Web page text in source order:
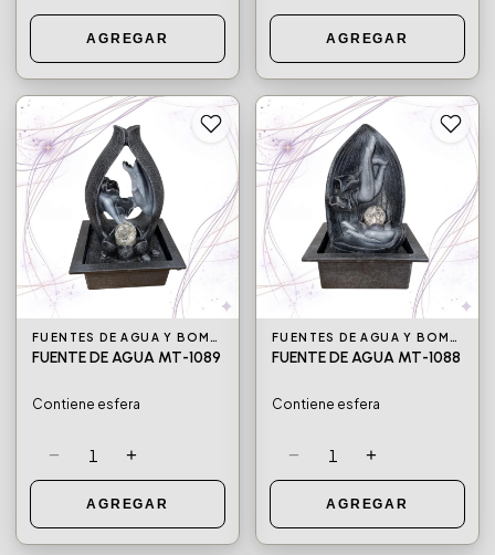
AGREGAR AGREGAR
FUENTES DE AGUA Y BOMBAS DE AGUA
FUENTE DE AGUA MT-1089
Contiene esfera
− 1 +
AGREGAR
FUENTES DE AGUA Y BOMBAS DE AGUA
FUENTE DE AGUA MT-1088
Contiene esfera
− 1 +
AGREGAR